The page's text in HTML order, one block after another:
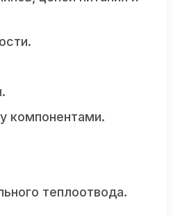
компонентами.
теплоотвода.